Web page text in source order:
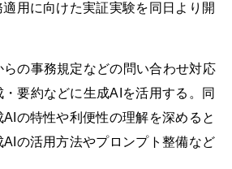
用に向けた実証実験を同日より開
らの事務規定などの問い合わせ対応
要約などに生成AIを活用する。同
の特性や利便性の理解を深めると
AIの活用方法やプロンプト整備など